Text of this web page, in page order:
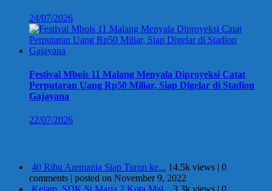
24/07/2026
Festival Mbois 11 Malang Menyala Diproyeksi Catat
Perputaran Uang Rp50 Miliar, Siap Digelar di Stadion
Gajayana
22/07/2026
40 Ribu Aremania Siap Turun ke... 14.5k views | 0
comments | posted on November 9, 2022
Kejam, SDK St Maria 2 Kota Mal... 3.3k views | 0